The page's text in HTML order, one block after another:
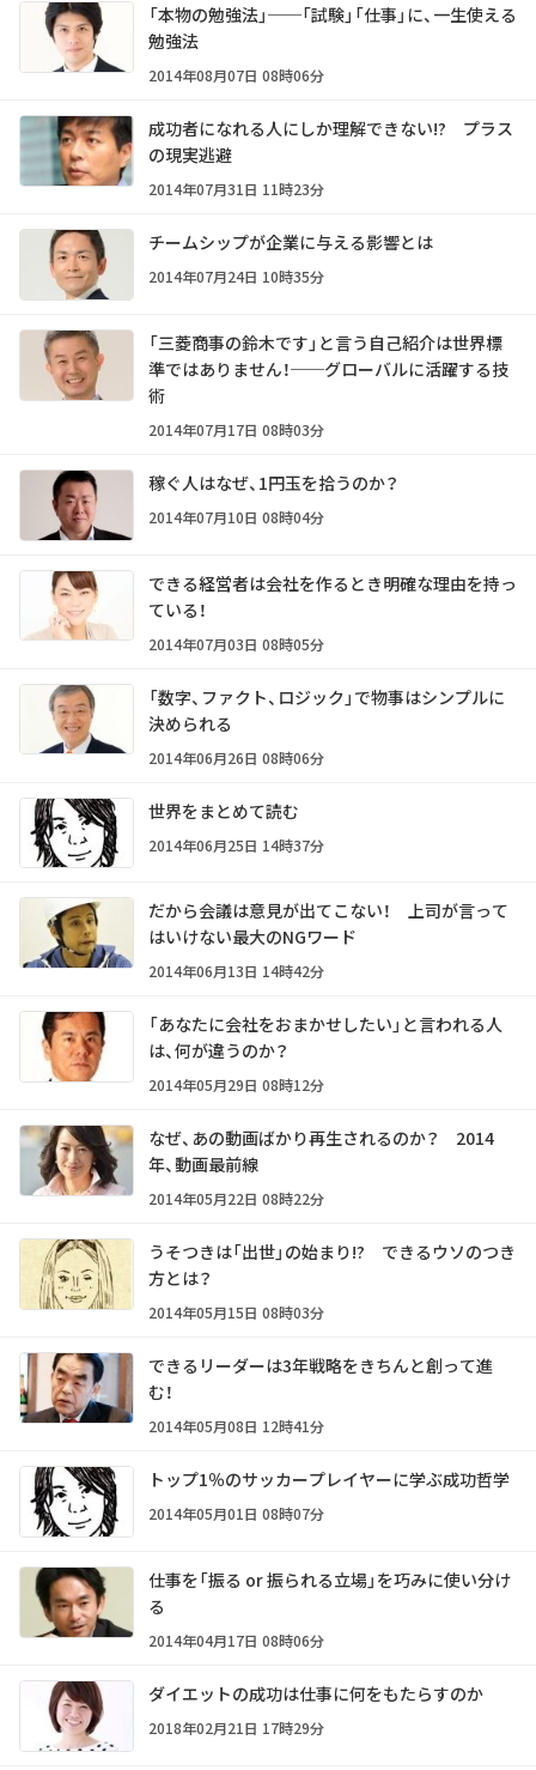
「本物の勉強法」──「試験」「仕事」に、一生使える
勉強法
2014年08月07日 08時06分
成功者になれる人にしか理解できない!? プラス
の現実逃避
2014年07月31日 11時23分
チームシップが企業に与える影響とは
2014年07月24日 10時35分
「三菱商事の鈴木です」と言う自己紹介は世界標
準ではありません！──グローバルに活躍する技
術
2014年07月17日 08時03分
稼ぐ人はなぜ、1円玉を拾うのか？
2014年07月10日 08時04分
できる経営者は会社を作るとき明確な理由を持っ
ている！
2014年07月03日 08時05分
「数字、ファクト、ロジック」で物事はシンプルに
決められる
2014年06月26日 08時06分
世界をまとめて読む
2014年06月25日 14時37分
だから会議は意見が出てこない！ 上司が言って
はいけない最大のNGワード
2014年06月13日 14時42分
「あなたに会社をおまかせしたい」と言われる人
は、何が違うのか？
2014年05月29日 08時12分
なぜ、あの動画ばかり再生されるのか？ 2014
年、動画最前線
2014年05月22日 08時22分
うそつきは「出世」の始まり!? できるウソのつき
方とは？
2014年05月15日 08時03分
できるリーダーは3年戦略をきちんと創って進
む！
2014年05月08日 12時41分
トップ1％のサッカープレイヤーに学ぶ成功哲学
2014年05月01日 08時07分
仕事を「振る or 振られる立場」を巧みに使い分け
る
2014年04月17日 08時06分
ダイエットの成功は仕事に何をもたらすのか
2018年02月21日 17時29分